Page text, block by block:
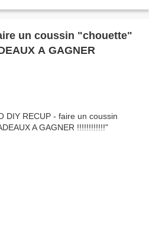
un coussin "chouette"
A GAGNER